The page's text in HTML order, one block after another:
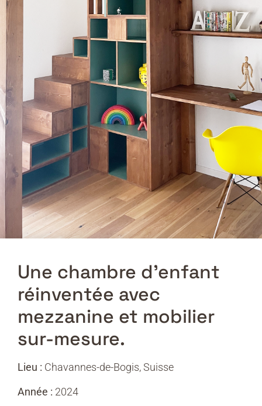
Une chambre d’enfant
réinventée avec
mezzanine et mobilier
sur-mesure.
Lieu : Chavannes-de-Bogis, Suisse
Année : 2024